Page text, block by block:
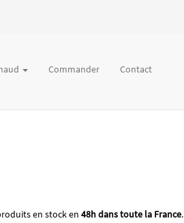
Commander Contact
en stock en 48h dans toute la France.